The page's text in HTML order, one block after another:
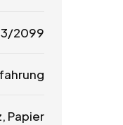
2099
Papier